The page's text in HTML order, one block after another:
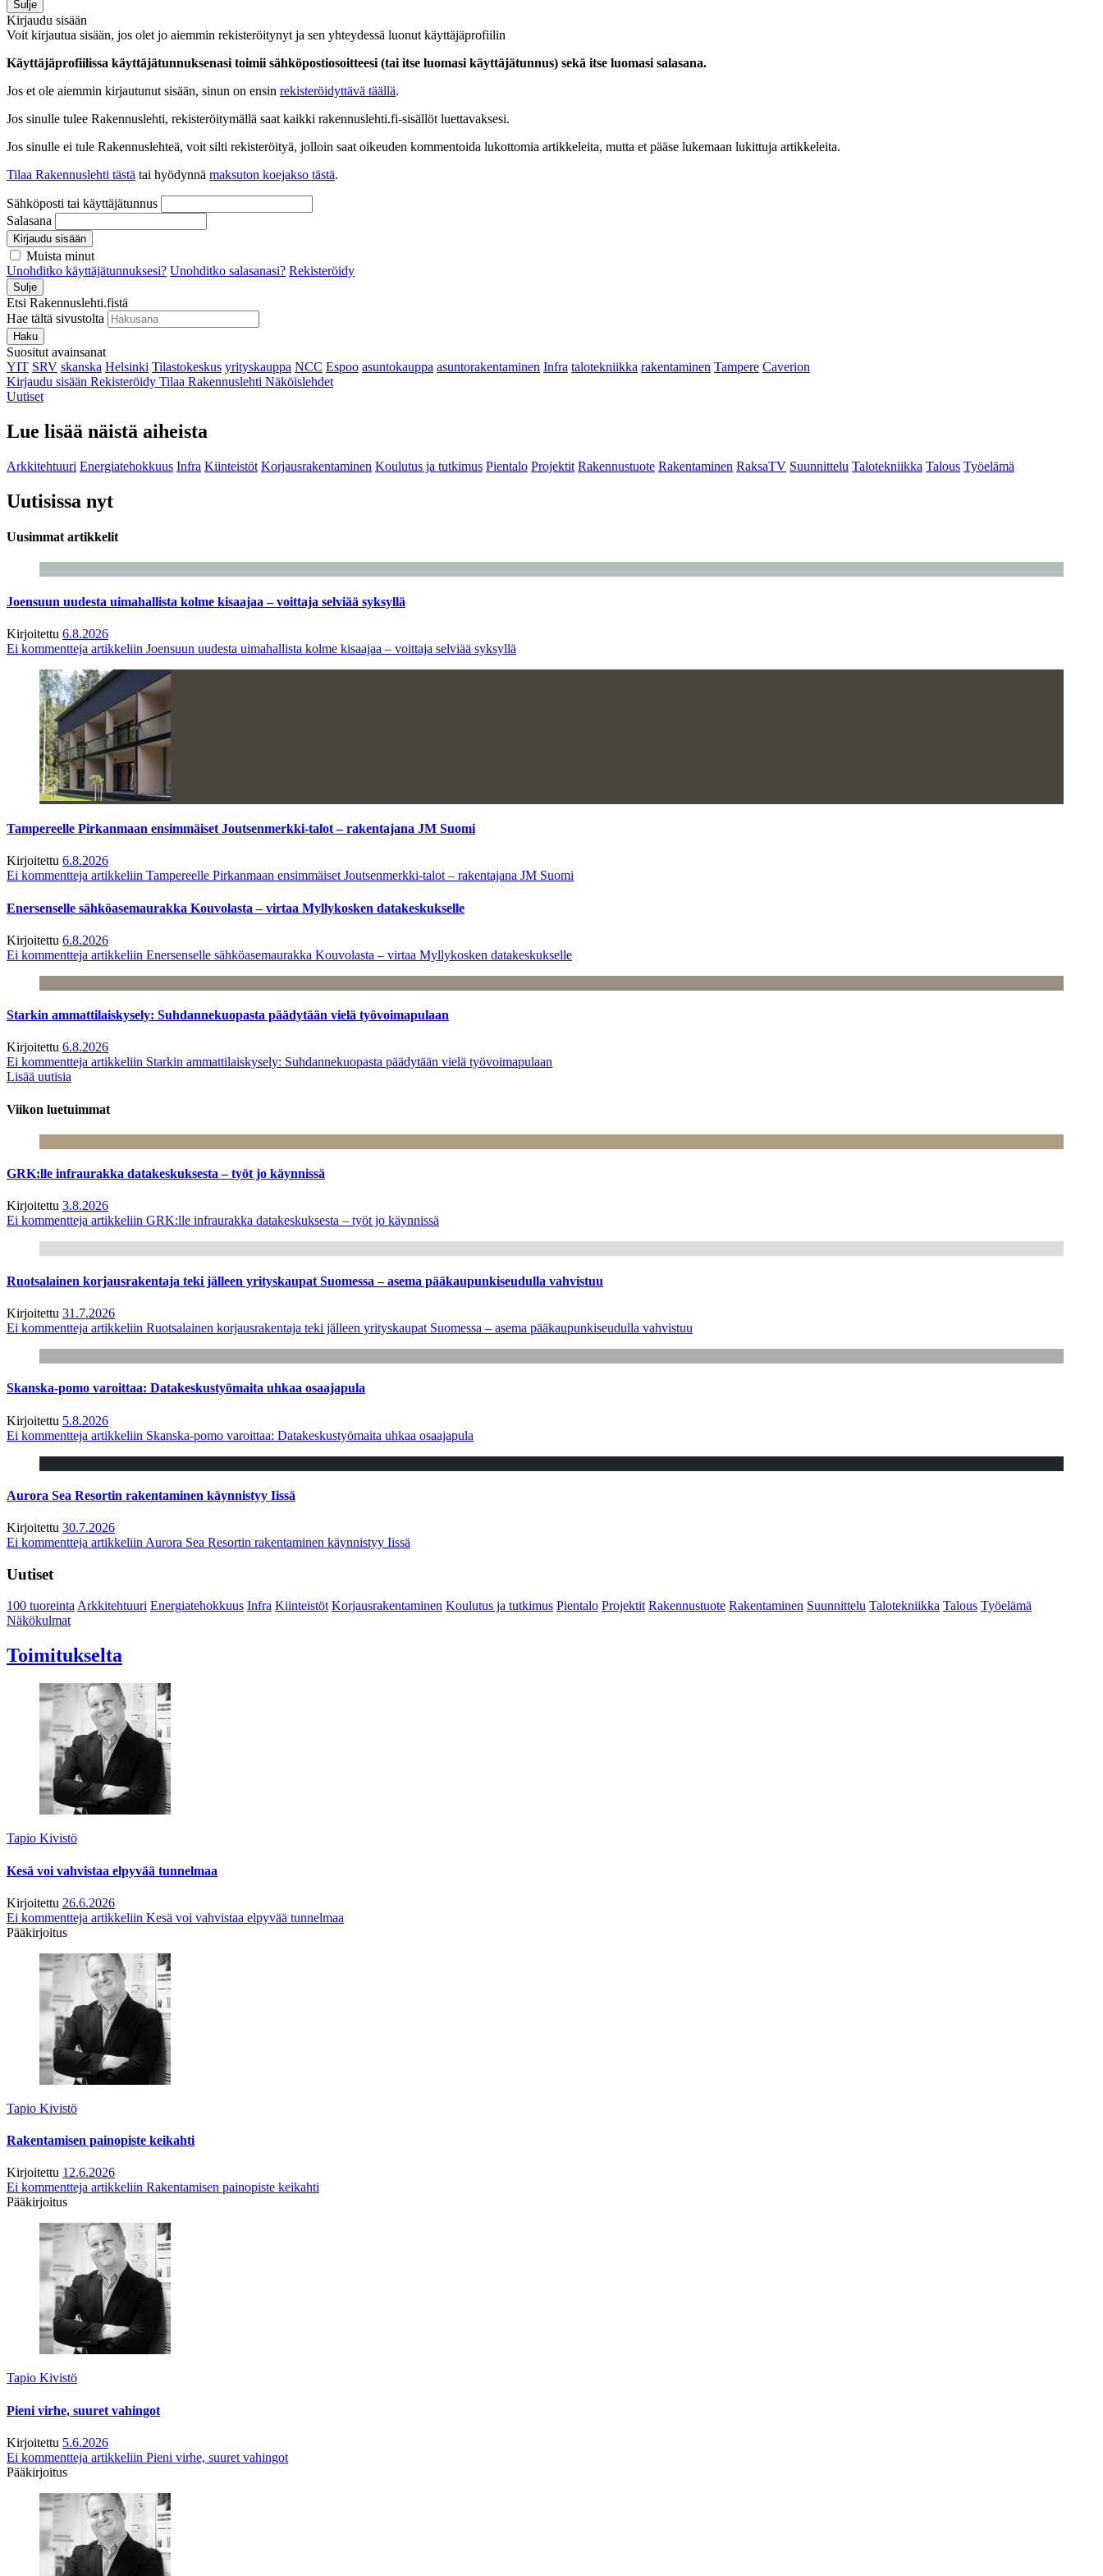
Sulje
Kirjaudu sisään
Voit kirjautua sisään, jos olet jo aiemmin rekisteröitynyt ja sen yhteydessä luonut käyttäjäprofiilin
Käyttäjäprofiilissa käyttäjätunnuksenasi toimii sähköpostiosoitteesi (tai itse luomasi käyttäjätunnus) sekä itse luomasi salasana.
Jos et ole aiemmin kirjautunut sisään, sinun on ensin rekisteröidyttävä täällä.
Jos sinulle tulee Rakennuslehti, rekisteröitymällä saat kaikki rakennuslehti.fi-sisällöt luettavaksesi.
Jos sinulle ei tule Rakennuslehteä, voit silti rekisteröityä, jolloin saat oikeuden kommentoida lukottomia artikkeleita, mutta et pääse lukemaan lukittuja artikkeleita.
Tilaa Rakennuslehti tästä tai hyödynnä maksuton koejakso tästä.
Sähköposti tai käyttäjätunnus
Salasana
Kirjaudu sisään
Muista minut
Unohditko käyttäjätunnuksesi? Unohditko salasanasi? Rekisteröidy
Sulje
Etsi Rakennuslehti.fistä
Hae tältä sivustolta
Haku
Suositut avainsanat
YIT SRV skanska Helsinki Tilastokeskus yrityskauppa NCC Espoo asuntokauppa asuntorakentaminen Infra talotekniikka rakentaminen Tampere Caverion
Kirjaudu sisään Rekisteröidy Tilaa Rakennuslehti Näköislehdet
Uutiset
Lue lisää näistä aiheista
Arkkitehtuuri Energiatehokkuus Infra Kiinteistöt Korjausrakentaminen Koulutus ja tutkimus Pientalo Projektit Rakennustuote Rakentaminen RaksaTV Suunnittelu Talotekniikka Talous Työelämä
Uutisissa nyt
Uusimmat artikkelit
Joensuun uudesta uimahallista kolme kisaajaa – voittaja selviää syksyllä
Kirjoitettu 6.8.2026
Ei kommentteja artikkeliin Joensuun uudesta uimahallista kolme kisaajaa – voittaja selviää syksyllä
Tampereelle Pirkanmaan ensimmäiset Joutsenmerkki-talot – rakentajana JM Suomi
Kirjoitettu 6.8.2026
Ei kommentteja artikkeliin Tampereelle Pirkanmaan ensimmäiset Joutsenmerkki-talot – rakentajana JM Suomi
Enersenselle sähköasemaurakka Kouvolasta – virtaa Myllykosken datakeskukselle
Kirjoitettu 6.8.2026
Ei kommentteja artikkeliin Enersenselle sähköasemaurakka Kouvolasta – virtaa Myllykosken datakeskukselle
Starkin ammattilaiskysely: Suhdannekuopasta päädytään vielä työvoimapulaan
Kirjoitettu 6.8.2026
Ei kommentteja artikkeliin Starkin ammattilaiskysely: Suhdannekuopasta päädytään vielä työvoimapulaan
Lisää uutisia
Viikon luetuimmat
GRK:lle infraurakka datakeskuksesta – työt jo käynnissä
Kirjoitettu 3.8.2026
Ei kommentteja artikkeliin GRK:lle infraurakka datakeskuksesta – työt jo käynnissä
Ruotsalainen korjausrakentaja teki jälleen yrityskaupat Suomessa – asema pääkaupunkiseudulla vahvistuu
Kirjoitettu 31.7.2026
Ei kommentteja artikkeliin Ruotsalainen korjausrakentaja teki jälleen yrityskaupat Suomessa – asema pääkaupunkiseudulla vahvistuu
Skanska-pomo varoittaa: Datakeskustyömaita uhkaa osaajapula
Kirjoitettu 5.8.2026
Ei kommentteja artikkeliin Skanska-pomo varoittaa: Datakeskustyömaita uhkaa osaajapula
Aurora Sea Resortin rakentaminen käynnistyy Iissä
Kirjoitettu 30.7.2026
Ei kommentteja artikkeliin Aurora Sea Resortin rakentaminen käynnistyy Iissä
Uutiset
100 tuoreintaArkkitehtuuri Energiatehokkuus Infra Kiinteistöt Korjausrakentaminen Koulutus ja tutkimus Pientalo Projektit Rakennustuote Rakentaminen Suunnittelu Talotekniikka Talous Työelämä
Näkökulmat
Toimitukselta
Tapio Kivistö
Kesä voi vahvistaa elpyvää tunnelmaa
Kirjoitettu 26.6.2026
Ei kommentteja artikkeliin Kesä voi vahvistaa elpyvää tunnelmaa
Pääkirjoitus
Tapio Kivistö
Rakentamisen painopiste keikahti
Kirjoitettu 12.6.2026
Ei kommentteja artikkeliin Rakentamisen painopiste keikahti
Pääkirjoitus
Tapio Kivistö
Pieni virhe, suuret vahingot
Kirjoitettu 5.6.2026
Ei kommentteja artikkeliin Pieni virhe, suuret vahingot
Pääkirjoitus